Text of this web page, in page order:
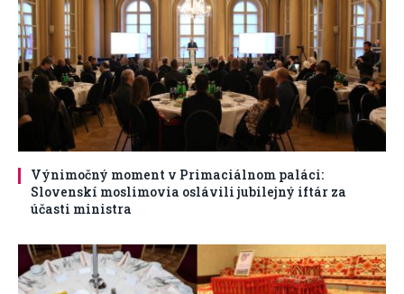
Výnimočný moment v Primaciálnom paláci:
Slovenskí moslimovia oslávili jubilejný iftár za
účasti ministra